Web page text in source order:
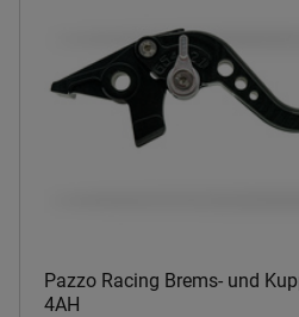
Pazzo Racing Brems- und
4AH